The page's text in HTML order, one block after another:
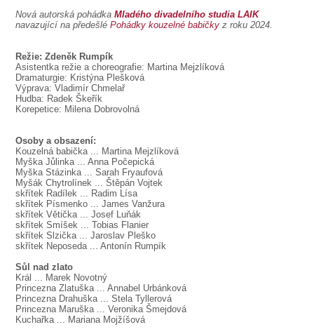
Nová autorská pohádkaMladého divadelního studia LAIK
navazující na předešléPohádky kouzelné babičky z roku 2024.
Režie: Zdeněk Rumpík
Asistentka režie a choreografie: Martina Mejzlíková
Dramaturgie: Kristýna Plešková
Výprava: Vladimír Chmelař
Hudba: Radek Škeřík
Korepetice: Milena Dobrovolná
Osoby a obsazení:
Kouzelná babička ... Martina Mejzlíková
Myška Jůlinka ... Anna Počepická
Myška Stázinka ... Sarah Fryaufová
Myšák Chytrolínek ... Štěpán Vojtek
skřítek Radílek ... Radim Lísa
skřítek Písmenko ... James Vanžura
skřítek Větička ... Josef Luňák
skřítek Smíšek ... Tobias Flanier
skřítek Slzička ... Jaroslav Pleško
skřítek Neposeda ... Antonín Rumpík
Sůl nad zlato
Král ... Marek Novotný
Princezna Zlatuška ... Annabel Urbánková
Princezna Drahuška ... Stela Tyllerová
Princezna Maruška ... Veronika Šmejdová
Kuchařka ... Mariana Mojžíšová